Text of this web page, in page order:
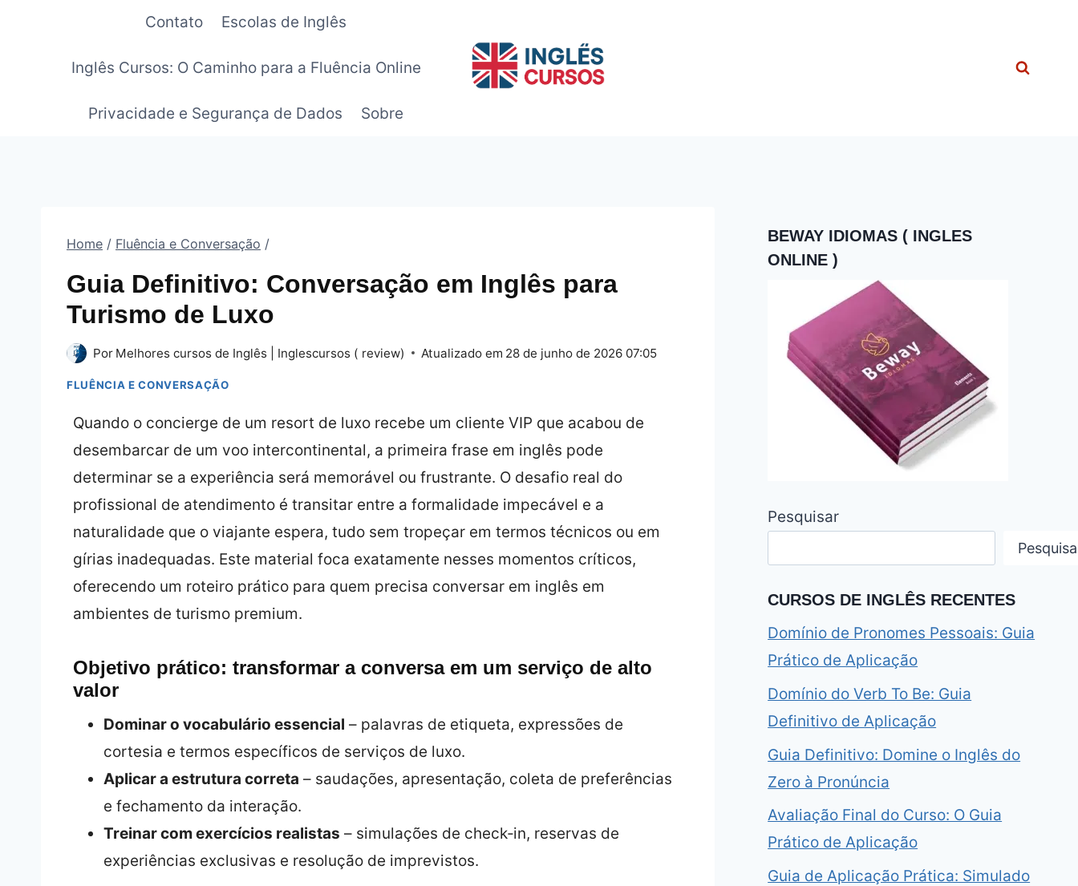
Contato Escolas de Inglês
Inglês Cursos: O Caminho para a Fluência Online
Privacidade e Segurança de Dados Sobre
Home / Fluência e Conversação /
Guia Definitivo: Conversação em Inglês para
Turismo de Luxo
Por Melhores cursos de Inglês | Inglescursos ( review) Atualizado em 28 de junho de 2026 07:05
FLUÊNCIA E CONVERSAÇÃO
Quando o concierge de um resort de luxo recebe um cliente VIP que acabou de
desembarcar de um voo intercontinental, a primeira frase em inglês pode
determinar se a experiência será memorável ou frustrante. O desafio real do
profissional de atendimento é transitar entre a formalidade impecável e a
naturalidade que o viajante espera, tudo sem tropeçar em termos técnicos ou em
gírias inadequadas. Este material foca exatamente nesses momentos críticos,
oferecendo um roteiro prático para quem precisa conversar em inglês em
ambientes de turismo premium.
Objetivo prático: transformar a conversa em um serviço de alto
valor
Dominar o vocabulário essencial – palavras de etiqueta, expressões de
cortesia e termos específicos de serviços de luxo.
Aplicar a estrutura correta – saudações, apresentação, coleta de preferências
e fechamento da interação.
Treinar com exercícios realistas – simulações de check‑in, reservas de
experiências exclusivas e resolução de imprevistos.
BEWAY IDIOMAS ( INGLES
ONLINE )
Pesquisar
CURSOS DE INGLÊS RECENTES
Domínio de Pronomes Pessoais: Guia
Prático de Aplicação
Domínio do Verb To Be: Guia
Definitivo de Aplicação
Guia Definitivo: Domine o Inglês do
Zero à Pronúncia
Avaliação Final do Curso: O Guia
Prático de Aplicação
Guia de Aplicação Prática: Simulado